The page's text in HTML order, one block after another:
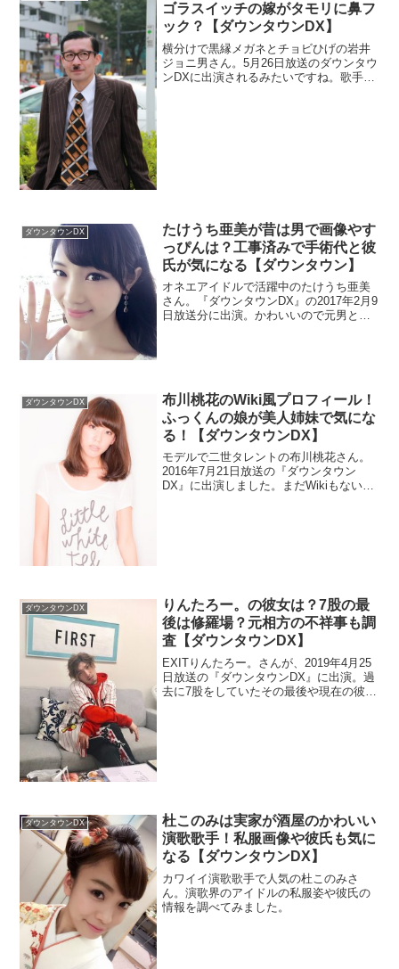
ゴラスイッチの嫁がタモリに鼻フ
ック？【ダウンタウンDX】
横分けで黒縁メガネとチョビひげの岩井
ジョニ男さん。5月26日放送のダウンタウ
ンDXに出演されるみたいですね。歌手の
ダウンタウンDX
たけうち亜美が昔は男で画像やす
っぴんは？工事済みで手術代と彼
氏が気になる【ダウンタウン】
オネエアイドルで活躍中のたけうち亜美
さん。『ダウンタウンDX』の2017年2月9
日放送分に出演。かわいいので元男とは
ダウンタウンDX
布川桃花のWiki風プロフィール！
ふっくんの娘が美人姉妹で気にな
る！【ダウンタウンDX】
モデルで二世タレントの布川桃花さん。
2016年7月21日放送の『ダウンタウン
DX』に出演しました。まだWikiもないの
ダウンタウンDX
りんたろー。の彼女は？7股の最
後は修羅場？元相方の不祥事も調
査【ダウンタウンDX】
EXITりんたろー。さんが、2019年4月25
日放送の『ダウンタウンDX』に出演。過
去に7股をしていたその最後や現在の彼女
ダウンタウンDX
杜このみは実家が酒屋のかわいい
演歌歌手！私服画像や彼氏も気に
なる【ダウンタウンDX】
カワイイ演歌歌手で人気の杜このみさ
ん。演歌界のアイドルの私服姿や彼氏の
情報を調べてみました。